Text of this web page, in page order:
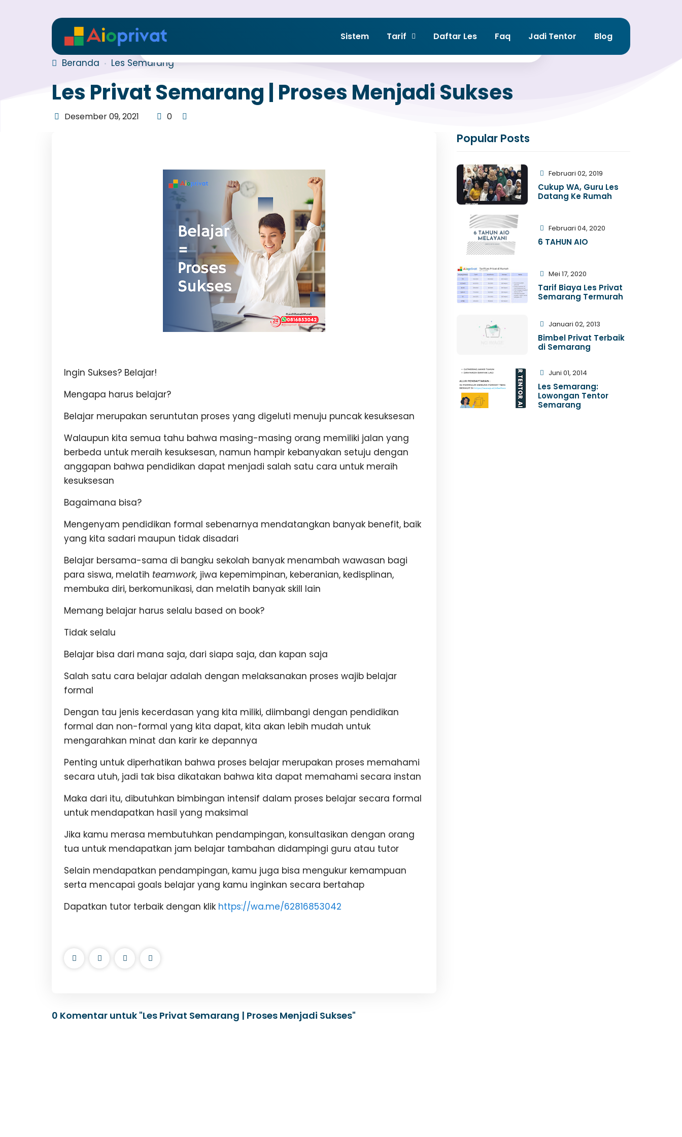
Sistem Tarif Daftar Les Faq Jadi Tentor Blog
Beranda Les Semarang
Les Privat Semarang | Proses Menjadi Sukses
Desember 09, 2021 0
Ingin Sukses? Belajar!
Mengapa harus belajar?
Belajar merupakan seruntutan proses yang digeluti menuju puncak kesuksesan
Walaupun kita semua tahu bahwa masing-masing orang memiliki jalan yang
berbeda untuk meraih kesuksesan, namun hampir kebanyakan setuju dengan
anggapan bahwa pendidikan dapat menjadi salah satu cara untuk meraih
kesuksesan
Bagaimana bisa?
Mengenyam pendidikan formal sebenarnya mendatangkan banyak benefit, baik
yang kita sadari maupun tidak disadari
Belajar bersama-sama di bangku sekolah banyak menambah wawasan bagi
para siswa, melatih teamwork, jiwa kepemimpinan, keberanian, kedisplinan,
membuka diri, berkomunikasi, dan melatih banyak skill lain
Memang belajar harus selalu based on book?
Tidak selalu
Belajar bisa dari mana saja, dari siapa saja, dan kapan saja
Salah satu cara belajar adalah dengan melaksanakan proses wajib belajar
formal
Dengan tau jenis kecerdasan yang kita miliki, diimbangi dengan pendidikan
formal dan non-formal yang kita dapat, kita akan lebih mudah untuk
mengarahkan minat dan karir ke depannya
Penting untuk diperhatikan bahwa proses belajar merupakan proses memahami
secara utuh, jadi tak bisa dikatakan bahwa kita dapat memahami secara instan
Maka dari itu, dibutuhkan bimbingan intensif dalam proses belajar secara formal
untuk mendapatkan hasil yang maksimal
Jika kamu merasa membutuhkan pendampingan, konsultasikan dengan orang
tua untuk mendapatkan jam belajar tambahan didampingi guru atau tutor
Selain mendapatkan pendampingan, kamu juga bisa mengukur kemampuan
serta mencapai goals belajar yang kamu inginkan secara bertahap
Dapatkan tutor terbaik dengan klik https://wa.me/62816853042
0 Komentar untuk "Les Privat Semarang | Proses Menjadi Sukses"
Popular Posts
Februari 02, 2019
Cukup WA, Guru Les
Datang Ke Rumah
Februari 04, 2020
6 TAHUN AIO
Mei 17, 2020
Tarif Biaya Les Privat
Semarang Termurah
Januari 02, 2013
Bimbel Privat Terbaik
di Semarang
Juni 01, 2014
Les Semarang:
Lowongan Tentor
Semarang